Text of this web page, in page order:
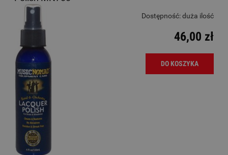
Dostępność:duża ilość
46,00 zł
DO KOSZYKA